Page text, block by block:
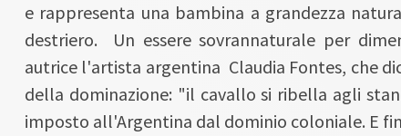
e rappresenta una bambina a grandezza
destriero. Un essere sovrannaturale per
autrice l'artista argentina Claudia Fontes, che
della dominazione: "il cavallo si ribella agli
imposto all'Argentina dal dominio coloniale. E